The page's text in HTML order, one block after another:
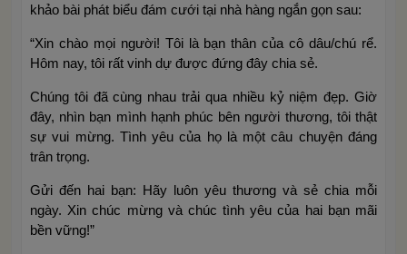
khảo bài phát biểu đám cưới tại nhà hàng ngắn gọn sau:
“Xin chào mọi người! Tôi là bạn thân của cô dâu/chú rể.
Hôm nay, tôi rất vinh dự được đứng đây chia sẻ.
Chúng tôi đã cùng nhau trải qua nhiều kỷ niệm đẹp. Giờ
đây, nhìn bạn mình hạnh phúc bên người thương, tôi thật
sự vui mừng. Tình yêu của họ là một câu chuyện đáng
trân trọng.
Gửi đến hai bạn: Hãy luôn yêu thương và sẻ chia mỗi
ngày. Xin chúc mừng và chúc tình yêu của hai bạn mãi
bền vững!”